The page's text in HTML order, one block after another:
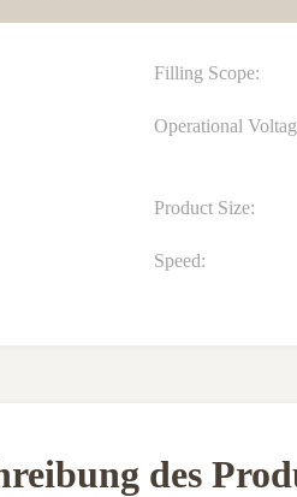
Filling Scope:
Operational
Product Size:
Speed:
des